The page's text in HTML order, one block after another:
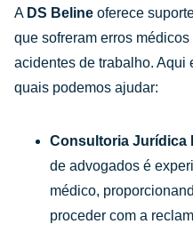
A DS Beline oferece
que sofreram erros
acidentes de trabalho. Aqui
quais podemos ajudar:
Consultoria Jurídica
de advogados é
médico,
proceder com a